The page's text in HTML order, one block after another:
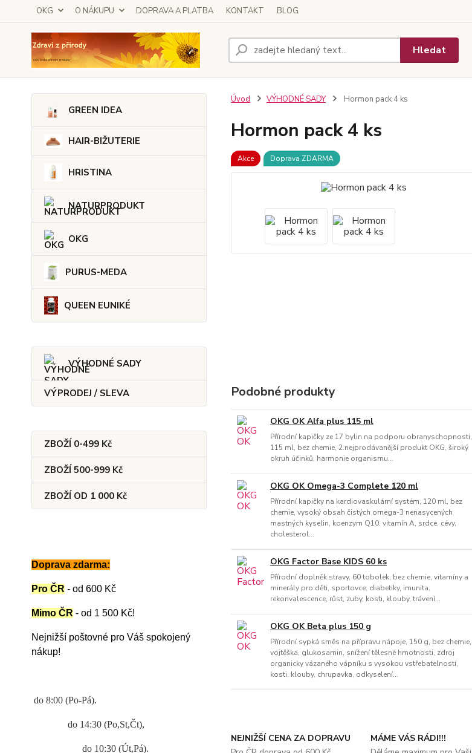
OKG O NÁKUPU DOPRAVA A PLATBA KONTAKT BLOG
Hledat
GREEN IDEA
HAIR-BIŽUTERIE
HRISTINA
NATURPRODUKT
OKG
PURUS-MEDA
QUEEN EUNIKÉ
VÝHODNÉ SADY
VÝPRODEJ / SLEVA
ZBOŽÍ 0-499 Kč
ZBOŽÍ 500-999 Kč
ZBOŽÍ OD 1 000 Kč
Doprava zdarma:
Pro ČR - od 600 Kč
Mimo ČR - od 1 500 Kč!
Nejnižší poštovné pro Váš spokojený
nákup!
do 8:00 (Po-Pá).
do 14:30 (Po,St,Čt),
do 10:30 (Út,Pá).
Úvod VÝHODNÉ SADY Hormon pack 4 ks
Hormon pack 4 ks
Akce Doprava ZDARMA
Podobné produkty
OKG OK Alfa plus 115 ml
Přírodní kapičky ze 17 bylin na podporu obranyschopnosti,
115 ml, bez chemie, 2.nejprodávanější produkt OKG, široký
okruh účinků, harmonie organismu...
OKG OK Omega-3 Complete 120 ml
Přírodní kapičky na kardiovaskulární systém, 120 ml, bez
chemie, vysoký obsah čistých omega-3 nenasycených
mastných kyselin, koenzym Q10, vitamín A, srdce, cévy,
cholesterol...
OKG Factor Base KIDS 60 ks
Přírodní doplněk stravy, 60 tobolek, bez chemie, vitamíny a
minerály pro děti, sportovce, diabetiky, imunita,
rekonvalescence, růst, zuby, kosti, klouby, trávení...
OKG OK Beta plus 150 g
Přírodní sypká směs na přípravu nápoje, 150 g, bez chemie,
vojtěška, glukosamin, snížení tělesné hmotnosti, zdroj
organicky vázaného vápníku s vysokou vstřebatelností,
kosti, klouby, chrupavka, odkyselení...
NEJNIŽŠÍ CENA ZA DOPRAVU
MÁME VÁS RÁDI!!!